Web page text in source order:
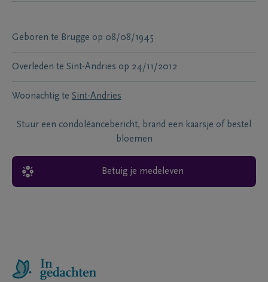
Geboren te Brugge op 08/08/1945
Overleden te Sint-Andries op 24/11/2012
Woonachtig te Sint-Andries
Stuur een condoléancebericht, brand een kaarsje of bestel
bloemen
Betuig je medeleven